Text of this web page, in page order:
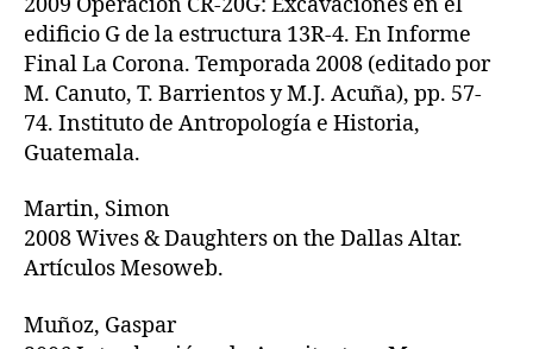
edificio G de la estructura 13R-4. En Informe
Final La Corona. Temporada 2008 (editado por
M. Canuto, T. Barrientos y M.J. Acuña), pp. 57-
74. Instituto de Antropología e Historia,
Guatemala.
Martin, Simon
2008 Wives & Daughters on the Dallas Altar.
Artículos Mesoweb.
Muñoz, Gaspar